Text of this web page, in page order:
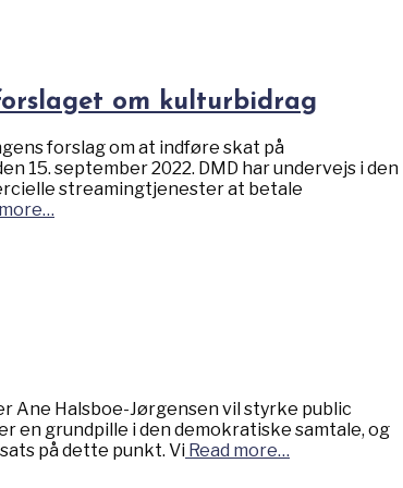
om kulturbidrag
forslag om at indføre skat på
15. september 2022. DMD har undervejs i den
streamingtjenester at betale
Ane Halsboe-Jørgensen vil styrke public
en grundpille i den demokratiske samtale, og
på dette punkt. Vi Read more…